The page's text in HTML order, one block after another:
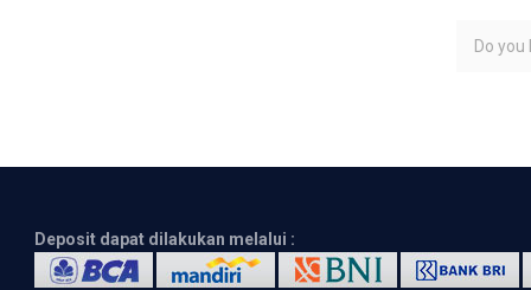
Do you
Deposit dapat dilakukan melalui :